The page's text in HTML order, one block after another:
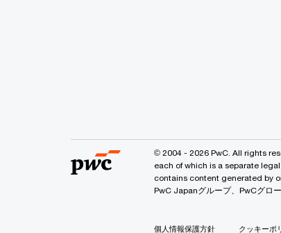
© 2004 - 2026 PwC. All rights
each of which is a separate
contains content generated by
PwC Japanグループ、PwCグロ
個人情報保護方針 クッキーポ